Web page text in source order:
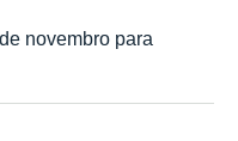
novembro para